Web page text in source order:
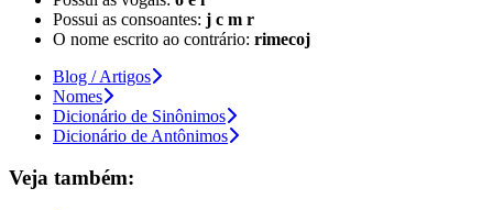
Possui as consoantes: j c m r
O nome escrito ao contrário: rimecoj
Blog / Artigos
Nomes
Dicionário de Sinônimos
Dicionário de Antônimos
Veja também: